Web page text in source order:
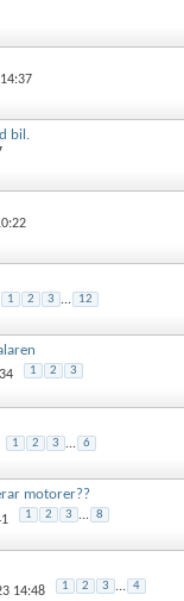
bil.
1 2 3 ... 12
1 2 3
1 2 3 ... 6
motorer??
1 2 3 ... 8
14:48 1 2 3 ... 4